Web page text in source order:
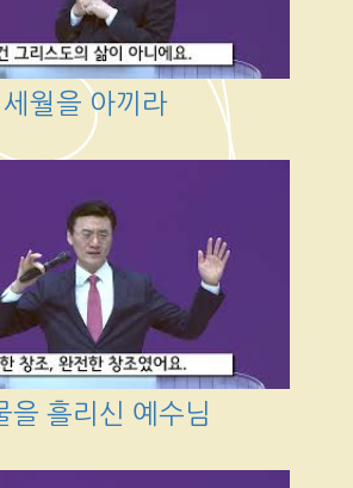
세월을 아끼라
을 흘리신 예수님